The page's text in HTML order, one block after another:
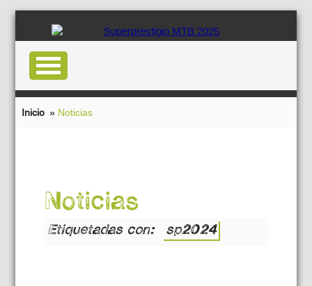
Inicio » Noticias
Noticias
Etiquetadas con: sp2024